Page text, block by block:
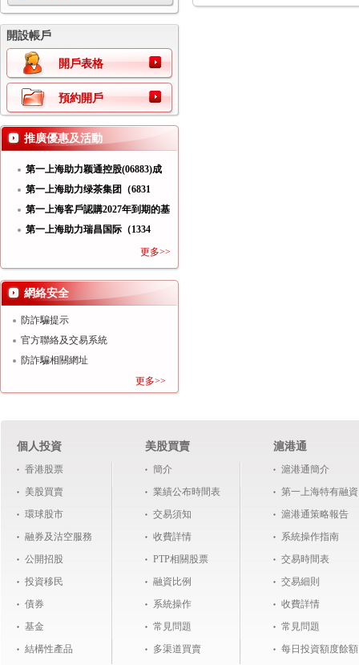
開設帳戶
開戶表格
預約開戶
推廣優惠及活動
第一上海助力颖通控股(06883)成
功
第一上海助力绿茶集团（6831
HK）
第一上海客戶認購2027年到期的基
第一上海助力瑞昌国际（1334
更多>>
網絡安全
防詐騙提示
官方聯絡及交易系統
防詐騙相關網址
更多>>
個人投資
香港股票
美股買賣
環球股市
融券及沽空服務
公開招股
投資移民
債券
基金
結構性產品
美股買賣
簡介
業績公布時間表
交易須知
收費詳情
PTP相關股票
融資比例
系統操作
常見問題
多渠道買賣
滬港通
滬港通簡介
第一上海特有融資
滬港通策略報告
系統操作指南
交易時間表
交易細則
收費詳情
常見問題
每日投資額度餘額